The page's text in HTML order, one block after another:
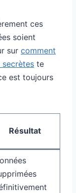
ces
soient
sur comment
te
est toujours
Résultat